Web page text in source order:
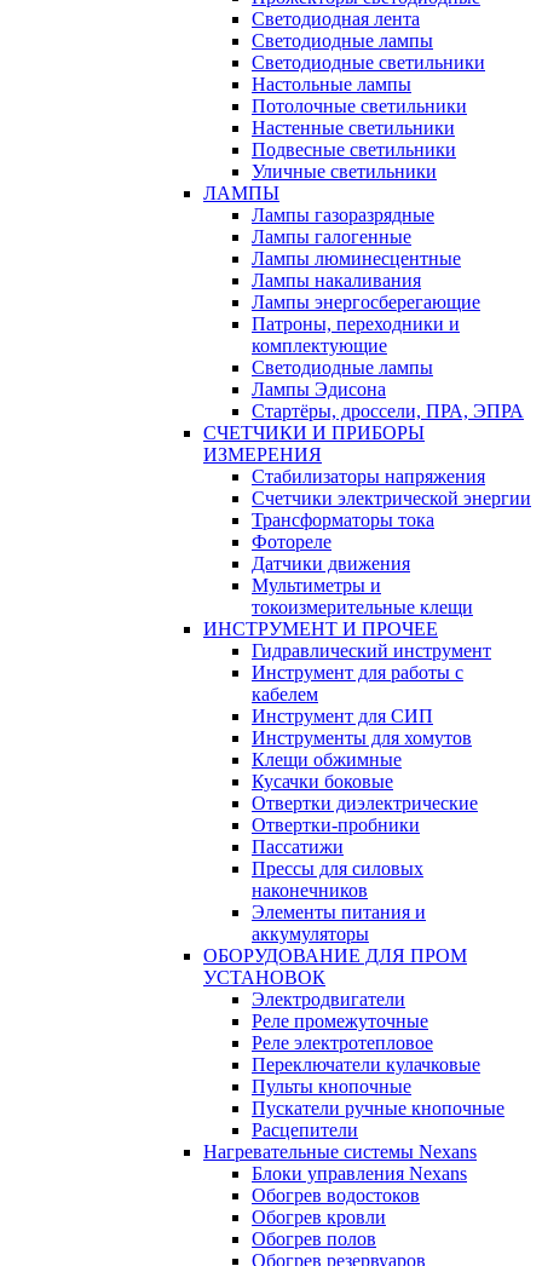
Светодиодная лента
Светодиодные лампы
Светодиодные светильники
Настольные лампы
Потолочные светильники
Настенные светильники
Подвесные светильники
Уличные светильники
ЛАМПЫ
Лампы газоразрядные
Лампы галогенные
Лампы люминесцентные
Лампы накаливания
Лампы энергосберегающие
Патроны, переходники и
комплектующие
Светодиодные лампы
Лампы Эдисона
Стартёры, дроссели, ПРА, ЭПРА
СЧЕТЧИКИ И ПРИБОРЫ
ИЗМЕРЕНИЯ
Стабилизаторы напряжения
Счетчики электрической энергии
Трансформаторы тока
Фотореле
Датчики движения
Мультиметры и
токоизмерительные клещи
ИНСТРУМЕНТ И ПРОЧЕЕ
Гидравлический инструмент
Инструмент для работы с
кабелем
Инструмент для СИП
Инструменты для хомутов
Клещи обжимные
Кусачки боковые
Отвертки диэлектрические
Отвертки-пробники
Пассатижи
Прессы для силовых
наконечников
Элементы питания и
аккумуляторы
ОБОРУДОВАНИЕ ДЛЯ ПРОМ
УСТАНОВОК
Электродвигатели
Реле промежуточные
Реле электротепловое
Переключатели кулачковые
Пульты кнопочные
Пускатели ручные кнопочные
Расцепители
Нагревательные системы Nexans
Блоки управления Nexans
Обогрев водостоков
Обогрев кровли
Обогрев полов
Обогрев резервуаров